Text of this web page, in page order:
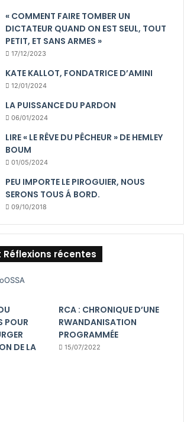
« COMMENT FAIRE TOMBER UN
DICTATEUR QUAND ON EST SEUL, TOUT
PETIT, ET SANS ARMES »
17/12/2023
KATE KALLOT, FONDATRICE D’AMINI
12/01/2024
LA PUISSANCE DU PARDON
06/01/2024
LIRE « LE RÊVE DU PÊCHEUR » DE HEMLEY
BOUM
01/05/2024
PEU IMPORTE LE PIROGUIER, NOUS
SERONS TOUS Á BORD.
09/10/2018
récentes
POUR
DE LA
RCA : CHRONIQUE D’UNE
RWANDANISATION
PROGRAMMÉE
15/07/2022